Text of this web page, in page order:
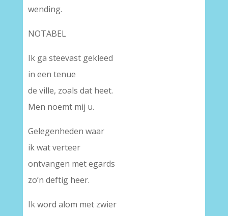
wending.
NOTABEL
Ik ga steevast gekleed
in een tenue
de ville, zoals dat heet.
Men noemt mij u.
Gelegenheden waar
ik wat verteer
ontvangen met egards
zo’n deftig heer.
Ik word alom met zwier